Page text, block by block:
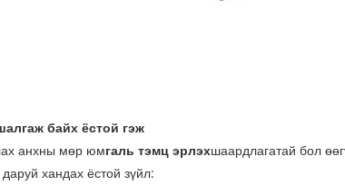
байх ёстой гэж
анхны мөр юмгаль тэмц эрлэхшаардлагатай бол
хандах ёстой зүйл: